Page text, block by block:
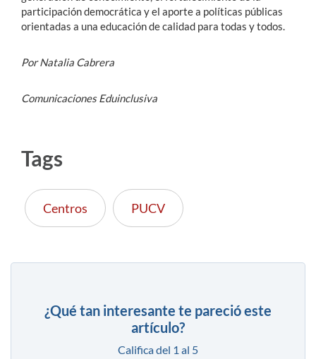
participación democrática y el aporte a políticas públicas
orientadas a una educación de calidad para todas y todos.
Por Natalia Cabrera
Comunicaciones Eduinclusiva
Tags
Centros PUCV
¿Qué tan interesante te pareció este
artículo?
Califica del 1 al 5